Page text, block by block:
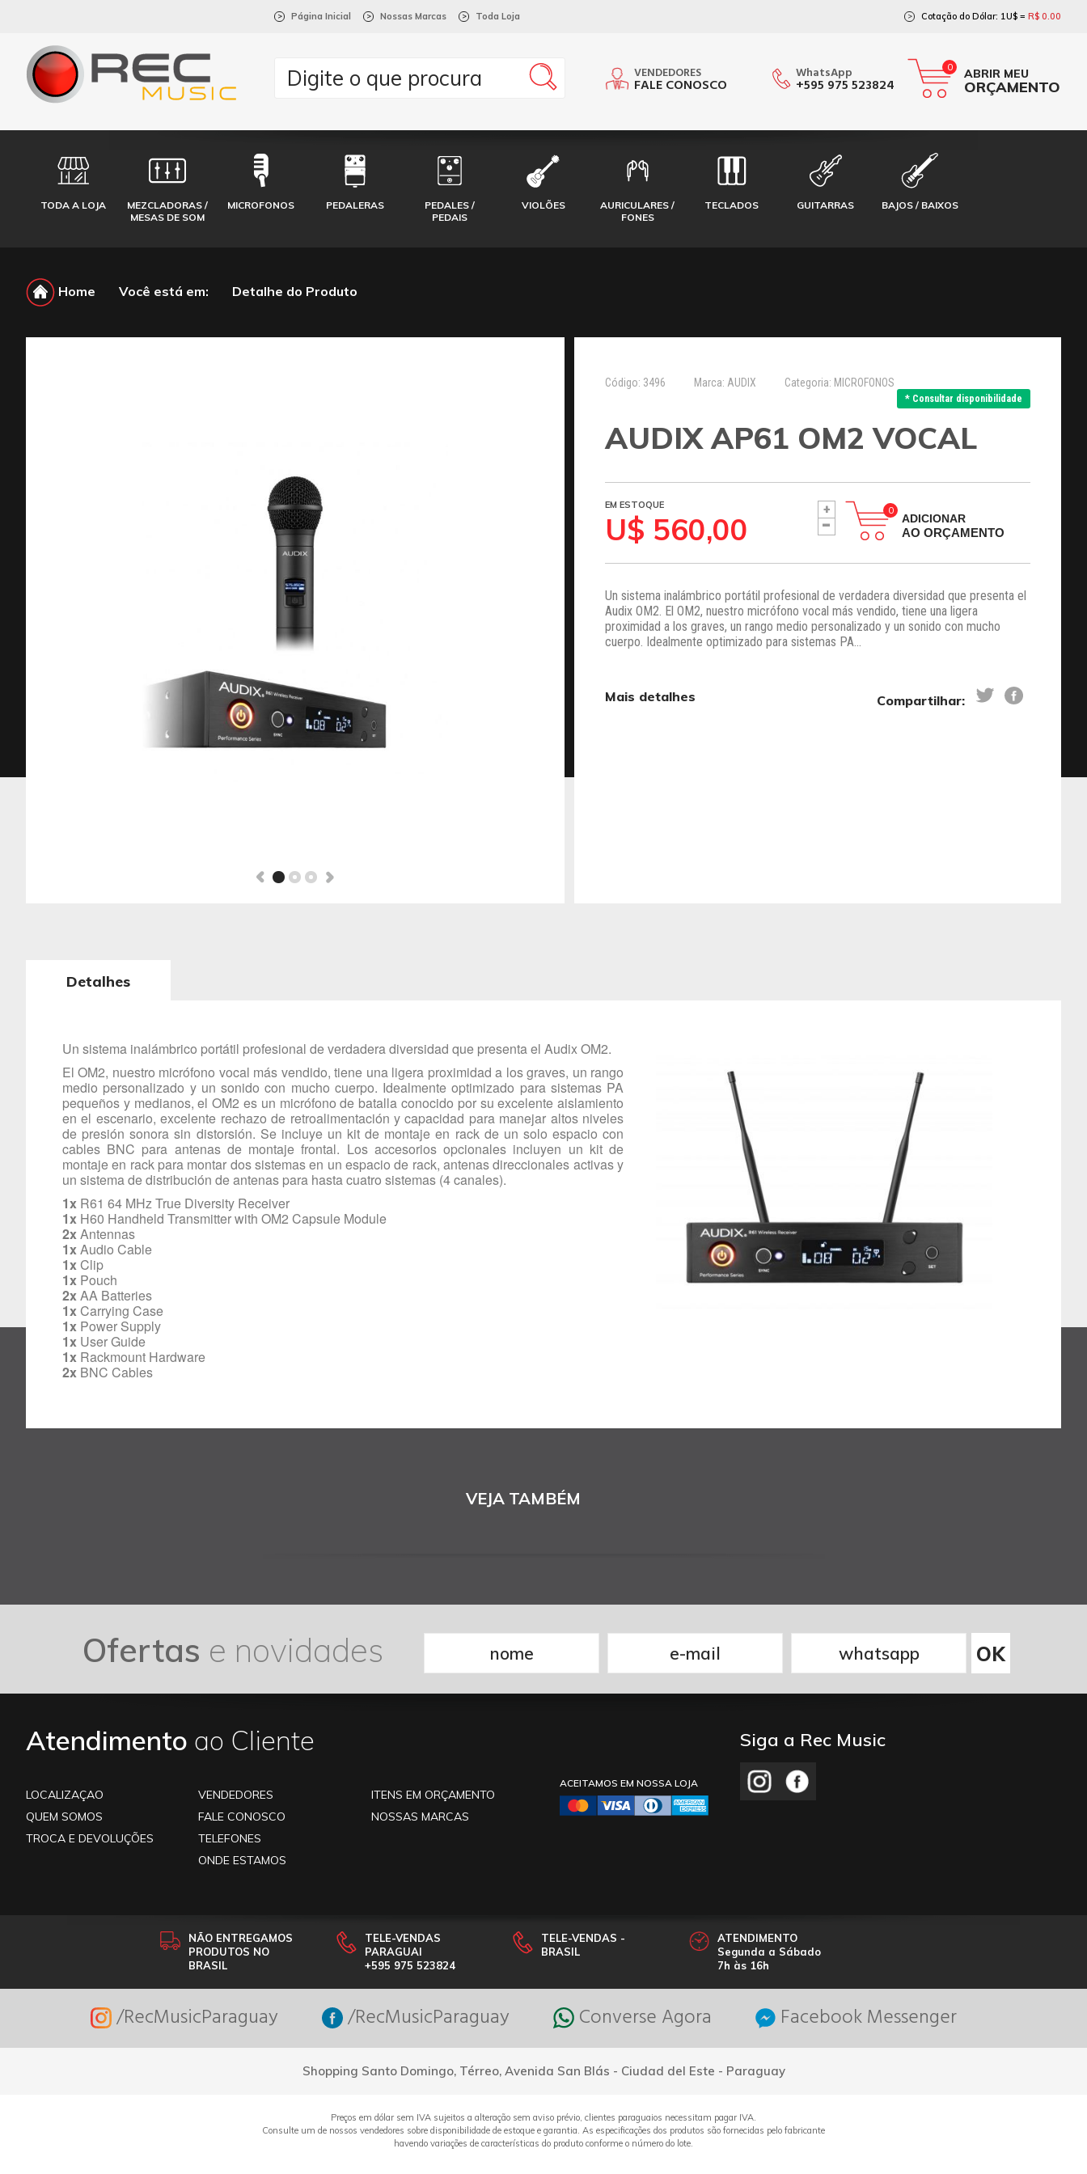
> Página Inicial > Nossas Marcas > Toda Loja > Cotação do Dólar: 1U$ = R$ 0.00
VENDEDORES
FALE CONOSCO
WhatsApp
+595 975 523824
0 ABRIR MEU
ORÇAMENTO
TODA A LOJA
MEZCLADORAS /
MESAS DE SOM
MICROFONOS PEDALERAS
PEDALES /
PEDAIS
VIOLÕES
AURICULARES /
FONES
TECLADOS GUITARRAS BAJOS / BAIXOS
Home Você está em: Detalhe do Produto
Código: 3496 Marca: AUDIX Categoria: MICROFONOS
* Consultar disponibilidade
AUDIX AP61 OM2 VOCAL
EM ESTOQUE
U$ 560,00
+
- ADICIONAR
AO ORÇAMENTO
Un sistema inalámbrico portátil profesional de verdadera diversidad que presenta el
Audix OM2. El OM2, nuestro micrófono vocal más vendido, tiene una ligera
proximidad a los graves, un rango medio personalizado y un sonido con mucho
cuerpo. Idealmente optimizado para sistemas PA...
Mais detalhes Compartilhar:
Detalhes
Un sistema inalámbrico portátil profesional de verdadera diversidad que presenta el Audix OM2.
El OM2, nuestro micrófono vocal más vendido, tiene una ligera proximidad a los graves, un rango
medio personalizado y un sonido con mucho cuerpo. Idealmente optimizado para sistemas PA
pequeños y medianos, el OM2 es un micrófono de batalla conocido por su excelente aislamiento
en el escenario, excelente rechazo de retroalimentación y capacidad para manejar altos niveles
de presión sonora sin distorsión. Se incluye un kit de montaje en rack de un solo espacio con
cables BNC para antenas de montaje frontal. Los accesorios opcionales incluyen un kit de
montaje en rack para montar dos sistemas en un espacio de rack, antenas direccionales activas y
un sistema de distribución de antenas para hasta cuatro sistemas (4 canales).
1x R61 64 MHz True Diversity Receiver
1x H60 Handheld Transmitter with OM2 Capsule Module
2xAntennas
1xAudio Cable
1xClip
1x Pouch
2xAA Batteries
1xCarrying Case
1x Power Supply
1x User Guide
1x Rackmount Hardware
2x BNC Cables
VEJA TAMBÉM
Ofertas e novidades
Atendimento ao Cliente
LOCALIZAÇAO
QUEM SOMOS
TROCA E DEVOLUÇÕES
VENDEDORES
FALE CONOSCO
TELEFONES
ONDE ESTAMOS
ITENS EM ORÇAMENTO
NOSSAS MARCAS
Siga a Rec Music
ACEITAMOS EM NOSSA LOJA
NÃO ENTREGAMOS
PRODUTOS NO
BRASIL
TELE-VENDAS
PARAGUAI
+595 975 523824
TELE-VENDAS -
BRASIL
ATENDIMENTO
Segunda a Sábado
7h às 16h
/RecMusicParaguay /RecMusicParaguay Converse Agora Facebook Messenger
Shopping Santo Domingo, Térreo, Avenida San Blás - Ciudad del Este - Paraguay
Preços em dólar sem IVA sujeitos a alteração sem aviso prévio, clientes paraguaios necessitam pagar IVA.
Consulte um de nossos vendedores sobre disponibilidade de estoque e garantia. As especificações dos produtos são fornecidas pelo fabricante
havendo variações de características do produto conforme o número do lote.